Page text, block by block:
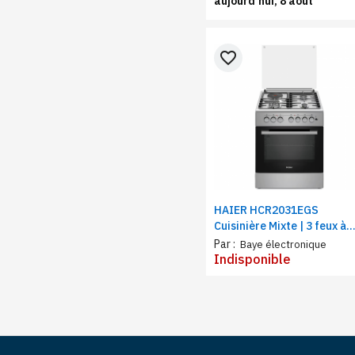
HAIER HCR2031EGS
Cuisinière Mixte | 3 feux à
Gaz, 1 feux Electrique, four
à gaz | semi Inox 60x60
Par : Baye électronique
favorite_border
Indisponible